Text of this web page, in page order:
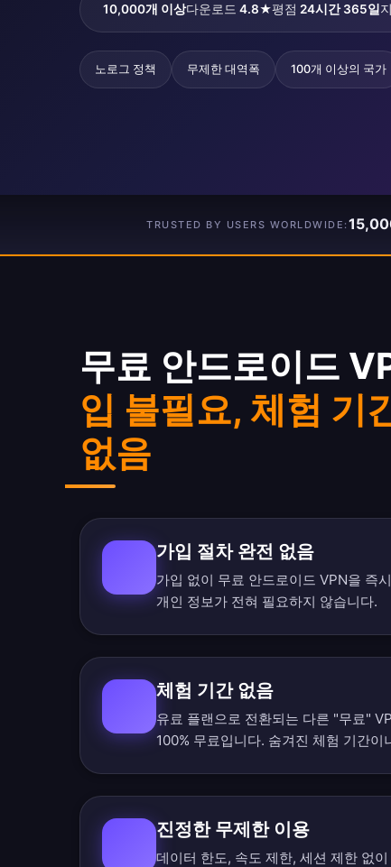
10,000개 이상다운로드 4.8★평점 24시간 365일
노로그 정책 무제한 대역폭 100개 이상의 국가
TRUSTED BY USERS WORLDWIDE:
무료 안드로이드
입 불필요, 체험 기
없음
가입 절차 완전 없음
가입 없이 무료 안드로이드 VPN을 즉
개인 정보가 전혀 필요하지 않습니다.
체험 기간 없음
유료 플랜으로 전환되는 다른 "무료"
100% 무료입니다. 숨겨진 체험 기간
진정한 무제한 이용
데이터 한도, 속도 제한, 세션 제한 없